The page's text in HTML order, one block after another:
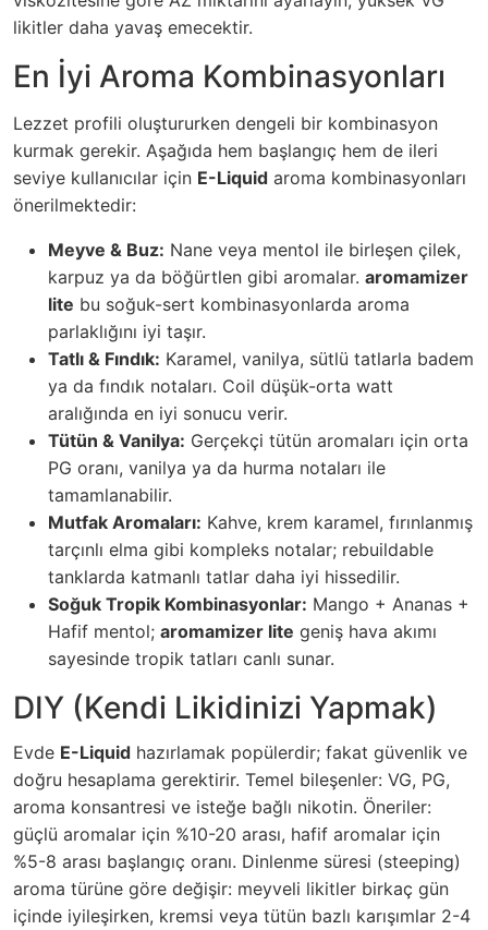
likitler daha yavaş emecektir.
En İyi Aroma Kombinasyonları
Lezzet profili oluştururken dengeli bir kombinasyon
kurmak gerekir. Aşağıda hem başlangıç hem de ileri
seviye kullanıcılar için E-Liquid aroma kombinasyonları
önerilmektedir:
Meyve & Buz: Nane veya mentol ile birleşen çilek,
karpuz ya da böğürtlen gibi aromalar. aromamizer
lite bu soğuk-sert kombinasyonlarda aroma
parlaklığını iyi taşır.
Tatlı & Fındık: Karamel, vanilya, sütlü tatlarla badem
ya da fındık notaları. Coil düşük-orta watt
aralığında en iyi sonucu verir.
Tütün & Vanilya: Gerçekçi tütün aromaları için orta
PG oranı, vanilya ya da hurma notaları ile
tamamlanabilir.
Mutfak Aromaları: Kahve, krem karamel, fırınlanmış
tarçınlı elma gibi kompleks notalar; rebuildable
tanklarda katmanlı tatlar daha iyi hissedilir.
Soğuk Tropik Kombinasyonlar: Mango + Ananas +
Hafif mentol; aromamizer lite geniş hava akımı
sayesinde tropik tatları canlı sunar.
DIY (Kendi Likidinizi Yapmak)
Evde E-Liquid hazırlamak popülerdir; fakat güvenlik ve
doğru hesaplama gerektirir. Temel bileşenler: VG, PG,
aroma konsantresi ve isteğe bağlı nikotin. Öneriler:
güçlü aromalar için %10-20 arası, hafif aromalar için
%5-8 arası başlangıç oranı. Dinlenme süresi (steeping)
aroma türüne göre değişir: meyveli likitler birkaç gün
içinde iyileşirken, kremsi veya tütün bazlı karışımlar 2-4